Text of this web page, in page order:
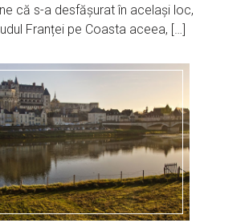
că s-a desfășurat în același loc,
Franței pe Coasta aceea, […]